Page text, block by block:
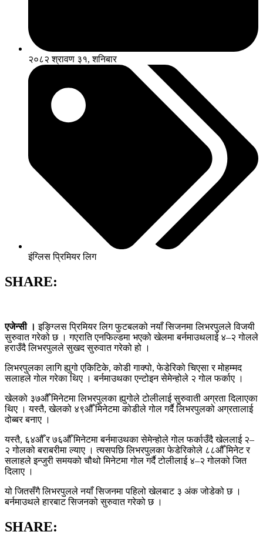
२०८२ श्रावण ३१, शनिबार
इंग्लिस प्रिमियर लिग
SHARE:
एजेन्सी । इङ्ग्लिस प्रिमियर लिग फुटबलको नयाँ सिजनमा लिभरपुलले विजयी
सुरुवात गरेको छ । गएराति एनफिल्डमा भएको खेलमा बर्नमाउथलाई ४–२ गोलले
हराउँदै लिभरपुलले सुखद सुरुवात गरेको हो ।
लिभरपुलका लागि ह्युगो एकिटिके, कोडी गाक्पो, फेडेरिको चिएसा र मोहम्मद
सलाहले गोल गरेका थिए । बर्नमाउथका एन्टोइन सेमेन्होले २ गोल फर्काए ।
खेलको ३७औँ मिनेटमा लिभरपुलका ह्युगोले टोलीलाई सुरुवाती अग्रता दिलाएका
थिए । यस्तै, खेलको ४९औँ मिनेटमा कोडीले गोल गर्दै लिभरपुलको अग्रतालाई
दोब्बर बनाए ।
यस्तै, ६४औँ र ७६औँ मिनेटमा बर्नमाउथका सेमेन्होले गोल फर्काउँदै खेललाई २–
२ गोलको बराबरीमा ल्याए । त्यसपछि लिभरपुलका फेडेरिकोले ८८औँ मिनेट र
सलाहले इन्जुरी समयको चौथो मिनेटमा गोल गर्दै टोलीलाई ४–२ गोलको जित
दिलाए ।
यो जितसँगै लिभरपुलले नयाँ सिजनमा पहिलो खेलबाट ३ अंक जोडेको छ ।
बर्नमाउथले हारबाट सिजनको सुरुवात गरेको छ ।
SHARE: